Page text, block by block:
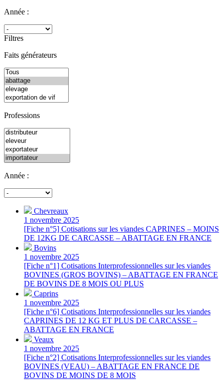
Année :
Filtres
Faits générateurs
Professions
Année :
Chevreaux
1 novembre 2025
[Fiche n°5] Cotisations sur les viandes CAPRINES – MOINS
DE 12KG DE CARCASSE – ABATTAGE EN FRANCE
Bovins
1 novembre 2025
[Fiche n°1] Cotisations Interprofessionnelles sur les viandes
BOVINES (GROS BOVINS) – ABATTAGE EN FRANCE
DE BOVINS DE 8 MOIS OU PLUS
Caprins
1 novembre 2025
[Fiche n°6] Cotisations Interprofessionnelles sur les viandes
CAPRINES DE 12 KG ET PLUS DE CARCASSE –
ABATTAGE EN FRANCE
Veaux
1 novembre 2025
[Fiche n°2] Cotisations Interprofessionnelles sur les viandes
BOVINES (VEAU) – ABATTAGE EN FRANCE DE
BOVINS DE MOINS DE 8 MOIS